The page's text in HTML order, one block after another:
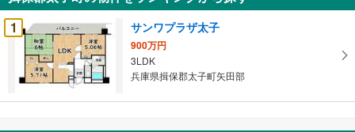
受
け
条
1
サンワプラザ太子
900万円
3LDK
兵庫県揖保郡太子町矢田部